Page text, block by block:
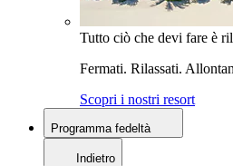
Tutto ciò che devi fare è
Fermati. Rilassati.
Scopri i nostri resort
Programma fedeltà
Indietro